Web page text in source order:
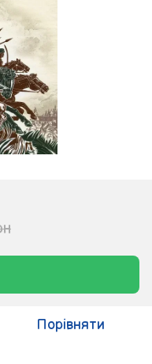
Порівняти